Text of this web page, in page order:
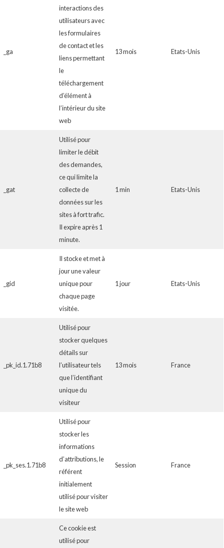
_ga
interactions des
utilisateurs avec
les formulaires
de contact et les
liens permettant
le
téléchargement
d’élément à
l’intérieur du site
web
13 mois Etats-Unis
_gat
Utilisé pour
limiter le débit
des demandes,
ce qui limite la
collecte de
données sur les
sites à fort trafic.
Il expire après 1
minute.
1 min Etats-Unis
_gid
Il stocke et met à
jour une valeur
unique pour
chaque page
visitée.
1 jour Etats-Unis
_pk_id.1.71b8
Utilisé pour
stocker quelques
détails sur
l’utilisateur tels
que l’identifiant
unique du
visiteur
13 mois France
_pk_ses.1.71b8
Utilisé pour
stocker les
informations
d’attributions, le
référent
initialement
utilisé pour visiter
le site web
Session France
Ce cookie est
utilisé pour